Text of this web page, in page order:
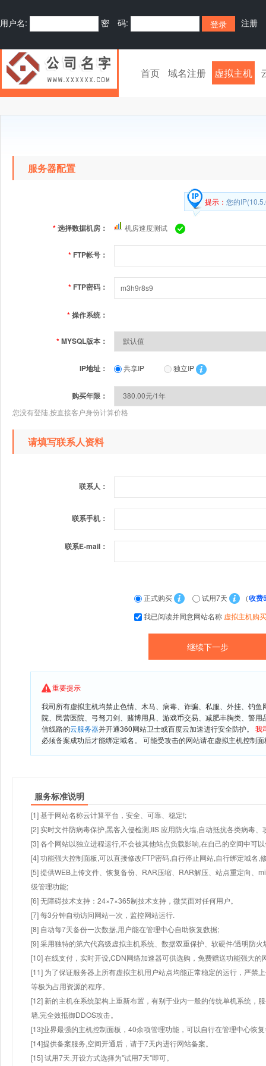
用户名: 密 码: 注册
首页 域名注册 虚拟主机
服务器配置
提示： 您的
*选择数据机房： 机房速度测试
* FTP帐号：
* FTP密码：
*操作系统：
*MYSQL版本：
IP地址： 共享IP 独立IP
购买年限：
您没有登陆,按直接客户身份计算价格
请填写联系人资料
联系人：
联系手机：
联系E-mail：
正式购买 试用7天 （收费
我已阅读并同意网站名称 虚拟主机购
重要提示
我司所有虚拟主机均禁止色情、木马、病毒、诈骗、私服、外挂、钓
院、民营医院、弓驽刀剑、赌博用具、游戏币交易、减肥丰胸类、警
信线路的云服务器并开通360网站卫士或百度云加速进行安全防护。 我
必须备案成功后才能绑定域名。 可能受攻击的网站请在虚拟主机控制
服务标准说明
[1] 基于网站名称云计算平台，安全、可靠、稳定!;
[2] 实时文件防病毒保护,黑客入侵检测,IIS 应用防火墙,自动抵抗各类病毒、
[3] 各个网站以独立进程运行,不会被其他站点负载影响,在自己的空间中可
[4] 功能强大控制面板,可以直接修改FTP密码,自行停止网站,自行绑定域名,
[5] 提供WEB上传文件、恢复备份、RAR压缩、RAR解压、站点重定向、
级管理功能;
[6] 无障碍技术支持：24×7×365制技术支持，微笑面对任何用户。
[7] 每3分钟自动访问网站一次，监控网站运行.
[8] 自动每7天备份一次数据,用户能在管理中心自助恢复数据;
[9] 采用独特的第六代高级虚拟主机系统、数据双重保护、软硬件/透明防火
[10] 在线支付，实时开设,CDN网络加速器可供选购，免费赠送功能强大
[11] 为了保证服务器上所有虚拟主机用户站点均能正常稳定的运行，严禁
等极为占用资源的程序。
[12] 新的主机在系统架构上重新布置，有别于业内一般的传统单机系统，
墙,完全效抵御DDOS攻击。
[13]业界最强的主机控制面板，40余项管理功能，可以自行在管理中心恢
[14]提供备案服务,空间开通后，请于7天内进行网站备案。
[15] 试用7天.开设方式选择为"试用7天"即可。